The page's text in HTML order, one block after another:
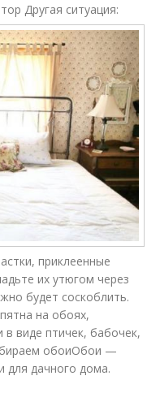
Другая ситуация:
приклеенные
их утюгом через
будет соскоблить.
на обоях,
в виде птичек, бабочек,
обоиОбои —
для дачного дома.